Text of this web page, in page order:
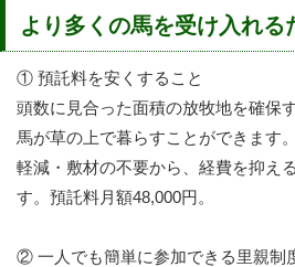
より多くの馬を受け入れる
① 預託料を安くすること
頭数に見合った面積の放牧地を確保
馬が草の上で暮らすことができます
軽減・敷材の不要から、経費を抑え
す。預託料月額48,000円。
② 一人でも簡単に参加できる里親制